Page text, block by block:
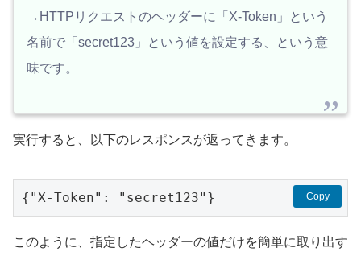
→HTTPリクエストのヘッダーに「X-Token」という
名前で「secret123」という値を設定する、という意
味です。
実行すると、以下のレスポンスが返ってきます。
{"X-Token": "secret123"} Copy
このように、指定したヘッダーの値だけを簡単に取り出す